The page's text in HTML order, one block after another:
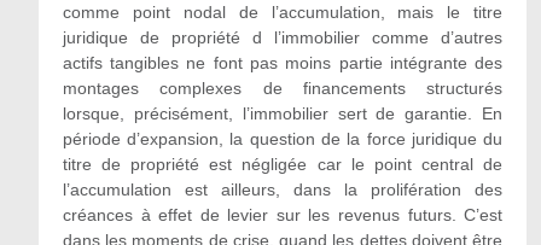
comme point nodal de l’accumulation, mais le titre
juridique de propriété d l’immobilier comme d’autres
actifs tangibles ne font pas moins partie intégrante des
montages complexes de financements structurés
lorsque, précisément, l’immobilier sert de garantie. En
période d’expansion, la question de la force juridique du
titre de propriété est négligée car le point central de
l’accumulation est ailleurs, dans la prolifération des
créances à effet de levier sur les revenus futurs. C’est
dans les moments de crise, quand les dettes doivent être